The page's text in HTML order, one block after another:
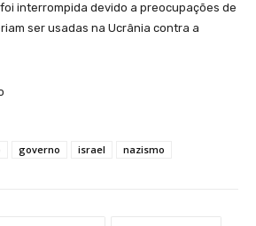
interrompida devido a preocupações de
ser usadas na Ucrânia contra a
governo israel nazismo